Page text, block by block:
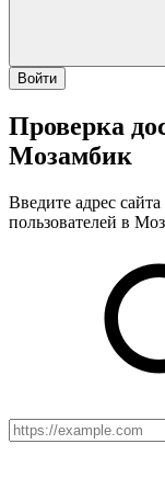
Войти
Проверка
Мозамбик
Введите адрес
пользователей в